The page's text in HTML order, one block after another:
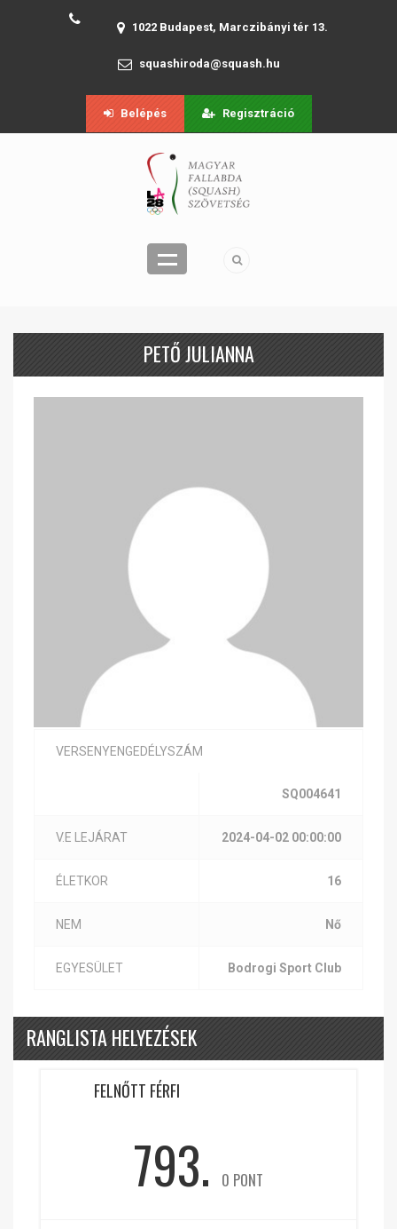
1022 Budapest, Marczibányi tér 13.
squashiroda@squash.hu
Belépés Regisztráció
PETŐ JULIANNA
VERSENYENGEDÉLYSZÁM
SQ004641
V.E LEJÁRAT 2024-04-02 00:00:00
ÉLETKOR 16
NEM Nő
EGYESÜLET Bodrogi Sport Club
RANGLISTA HELYEZÉSEK
FELNŐTT FÉRFI
793. 0 PONT